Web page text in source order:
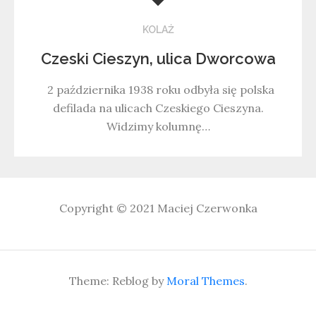
KOLAŻ
Czeski Cieszyn, ulica Dworcowa
2 października 1938 roku odbyła się polska
defilada na ulicach Czeskiego Cieszyna.
Widzimy kolumnę…
Copyright © 2021 Maciej Czerwonka
Theme: Reblog byMoral Themes.